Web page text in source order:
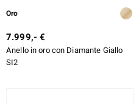
Oro
7.999,- €
Anello in oro con Diamante Giallo
SI2